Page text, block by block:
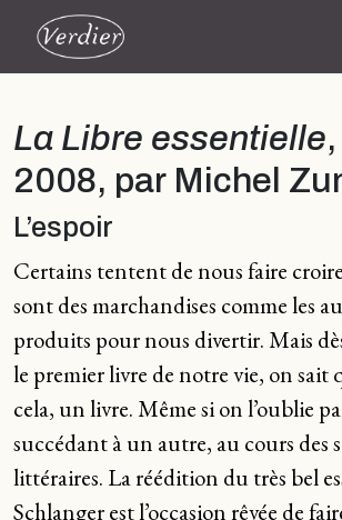
La Libre essentielle
2008, par Michel
L’espoir
Certains tentent de nous faire
sont des marchandises comme les
produits pour nous divertir. Mais
le premier livre de notre vie, on sait
cela, un livre. Même si on l’oublie
succédant à un autre, au cours des
littéraires. La réédition du très bel
Schlanger est l’occasion rêvée de